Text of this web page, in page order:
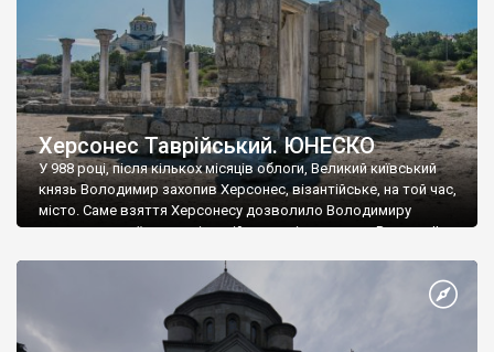
Херсонес Таврійський. ЮНЕСКО
У 988 році, після кількох місяців облоги, Великий київський
князь Володимир захопив Херсонес, візантійське, на той час,
місто. Саме взяття Херсонесу дозволило Володимиру
диктувати свої умови візантійському імператору Василю ІІ, та
Херсонесі Володимир-язичник, став Василем-християнином.
А потім було Хрещення Русі. На честь Херсонесу Таврійського